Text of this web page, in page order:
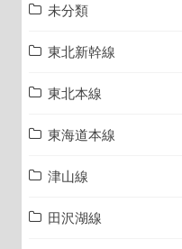
未分類
東北新幹線
東北本線
東海道本線
津山線
田沢湖線